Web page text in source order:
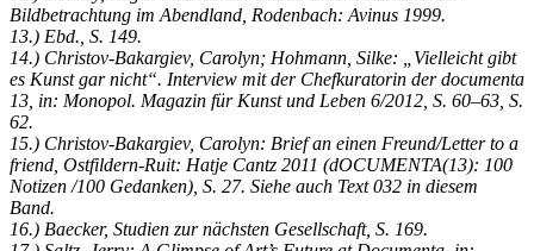
Bildbetrachtung im Abendland, Rodenbach: Avinus 1999.
13.) Ebd., S. 149.
14.) Christov-Bakargiev, Carolyn; Hohmann, Silke: „Vielleicht gibt
es Kunst gar nicht“. Interview mit der Chefkuratorin der documenta
13, in: Monopol. Magazin für Kunst und Leben 6/2012, S. 60–63, S.
62.
15.) Christov-Bakargiev, Carolyn: Brief an einen Freund/Letter to a
friend, Ostfildern-Ruit: Hatje Cantz 2011 (dOCUMENTA(13): 100
Notizen /100 Gedanken), S. 27. Siehe auch Text 032 in diesem
Band.
16.) Baecker, Studien zur nächsten Gesellschaft, S. 169.